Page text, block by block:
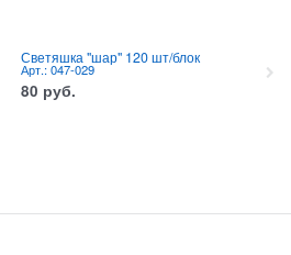
Светяшка "шар" 120 шт/блок
Арт.: 047-029
80 руб.